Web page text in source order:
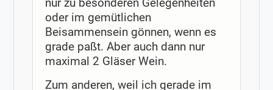
oder im gemütlichen
Beisammensein gönnen, wenn es
grade paßt. Aber auch dann nur
maximal 2 Gläser Wein.
Zum anderen, weil ich gerade im